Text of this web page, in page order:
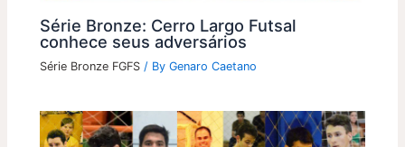
Série Bronze: Cerro Largo Futsal
conhece seus adversários
Série Bronze FGFS / ByGenaro Caetano